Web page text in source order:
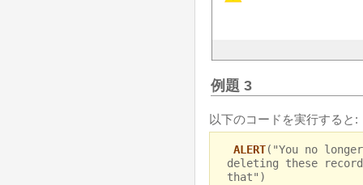
例題 3
以下のコードを実行すると:
ALERT("You no
deleting these
that")